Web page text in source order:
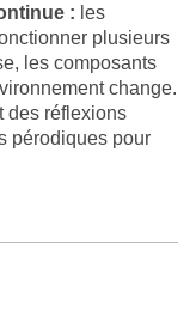
: les
plusieurs
les composants
change.
des réflexions
pérodiques pour